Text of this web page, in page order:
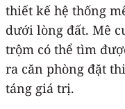
thiết kế hệ thống
dưới lòng đất. Mê
trộm có thể tìm
ra căn phòng đặt
táng giá trị.